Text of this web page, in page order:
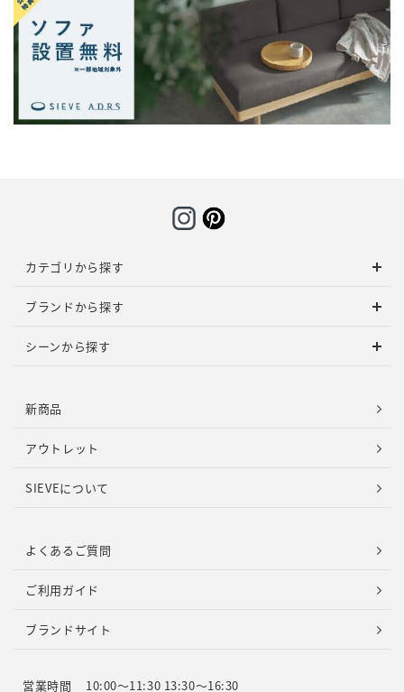
カテゴリから探す
ブランドから探す
シーンから探す
新商品
アウトレット
SIEVEについて
よくあるご質問
ご利用ガイド
ブランドサイト
営業時間 10:00～11:30 13:30～16:30